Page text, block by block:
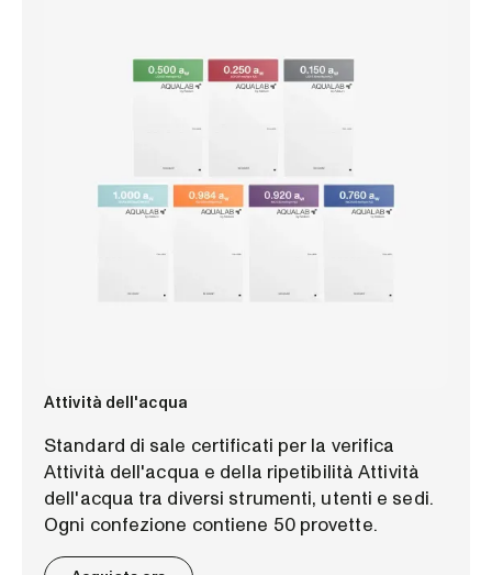
Attività dell'acqua
Standard di sale certificati per la verifica
Attività dell'acqua e della ripetibilità Attività
dell'acqua tra diversi strumenti, utenti e sedi.
Ogni confezione contiene 50 provette.